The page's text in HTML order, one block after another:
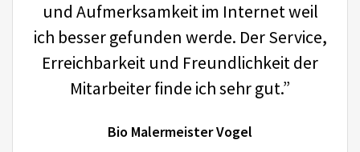
und Aufmerksamkeit im Internet weil
ich besser gefunden werde. Der Service,
Erreichbarkeit und Freundlichkeit der
Mitarbeiter finde ich sehr gut.”
Bio Malermeister Vogel